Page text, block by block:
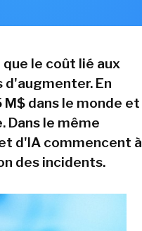
le coût lié aux
d'augmenter. En
dans le monde et
Dans le même
d'IA commencent à
des incidents.